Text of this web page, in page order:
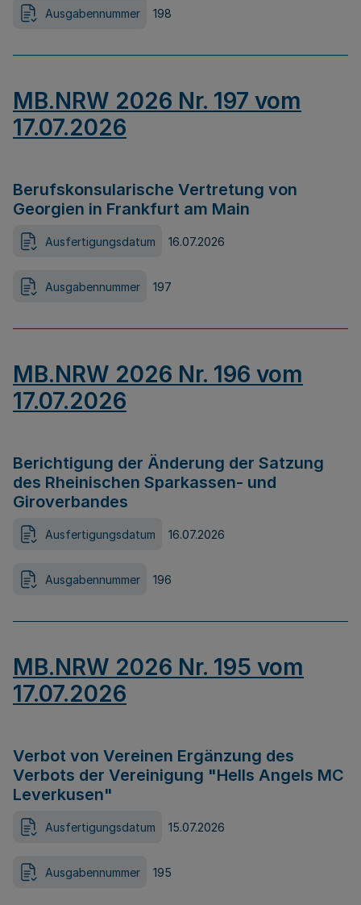
Ausgabennummer 198
MB.NRW 2026 Nr. 197 vom
17.07.2026
Berufskonsularische Vertretung von
Georgien in Frankfurt am Main
Ausfertigungsdatum 16.07.2026
Ausgabennummer 197
MB.NRW 2026 Nr. 196 vom
17.07.2026
Berichtigung der Änderung der Satzung
des Rheinischen Sparkassen- und
Giroverbandes
Ausfertigungsdatum 16.07.2026
Ausgabennummer 196
MB.NRW 2026 Nr. 195 vom
17.07.2026
Verbot von Vereinen Ergänzung des
Verbots der Vereinigung "Hells Angels MC
Leverkusen"
Ausfertigungsdatum 15.07.2026
Ausgabennummer 195